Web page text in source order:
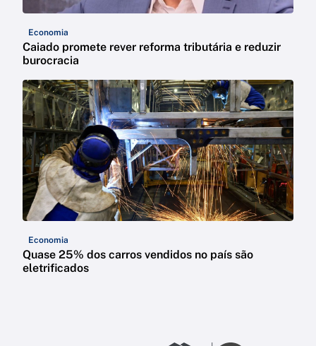
Economia
Caiado promete rever reforma tributária e reduzir
burocracia
Economia
Quase 25% dos carros vendidos no país são
eletrificados